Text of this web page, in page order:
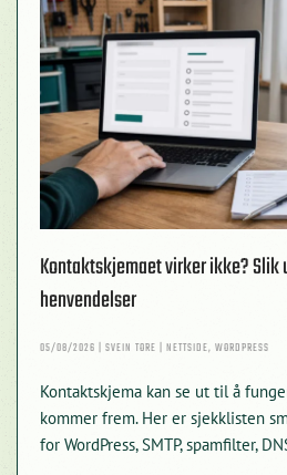
Kontaktskjemaet virker ikke? Slik
henvendelser
05/08/2026 | SVEIN TORE | NETTSIDE, WORDPRESS
Kontaktskjema kan se ut til å
kommer frem. Her er sjekklisten
for WordPress, SMTP, spamfilter,